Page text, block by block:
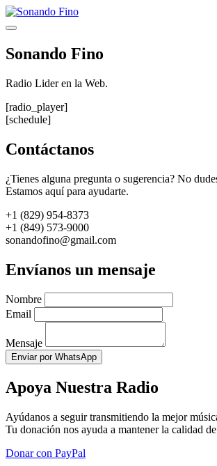
Saltar
al
Menú
Sonando Fino
Radio Lider en la Web.
[radio_player]
[schedule]
Contáctanos
¿Tienes alguna pregunta o sugerencia? No
Estamos aquí para ayudarte.
+1 (829) 954-8373
+1 (849) 573-9000
sonandofino@gmail.com
Envíanos un mensaje
Nombre
Email
Mensaje
Enviar por WhatsApp
Apoya Nuestra Radio
Ayúdanos a seguir transmitiendo la mejor
Tu donación nos ayuda a mantener la calidad
Donar con PayPal